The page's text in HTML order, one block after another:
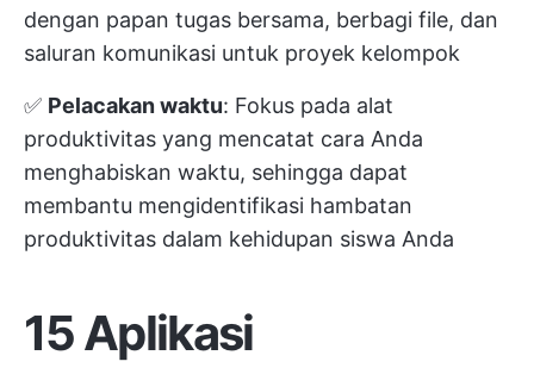
dengan papan tugas bersama, berbagi file, dan
saluran komunikasi untuk proyek kelompok
✅ Pelacakan waktu: Fokus pada alat
produktivitas yang mencatat cara Anda
menghabiskan waktu, sehingga dapat
membantu mengidentifikasi hambatan
produktivitas dalam kehidupan siswa Anda
15 Aplikasi